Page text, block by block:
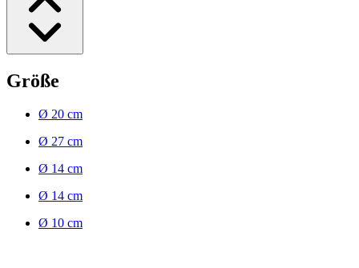
Größe
Ø 20 cm
Ø 27 cm
Ø 14 cm
Ø 14 cm
Ø 10 cm